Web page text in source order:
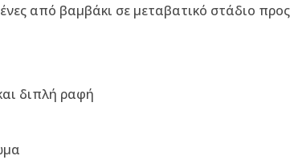
από βαμβάκι σε μεταβατικό στάδιο προς
διπλή ραφή